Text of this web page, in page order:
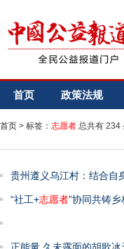
首页 政策法规
首页 > 标签： 志愿者 总共有 234
贵州遵义乌江村：结合自
“社工+志愿者”协同共铸